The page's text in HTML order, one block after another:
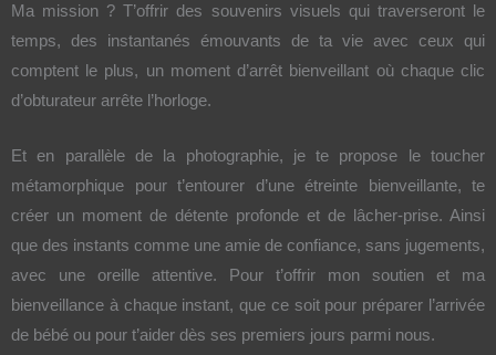
Ma mission ? T’offrir des souvenirs visuels qui traverseront le
temps, des instantanés émouvants de ta vie avec ceux qui
comptent le plus, un moment d’arrêt bienveillant où chaque clic
d’obturateur arrête l’horloge.
Et en parallèle de la photographie, je te propose le toucher
métamorphique pour t’entourer d’une étreinte bienveillante, te
créer un moment de détente profonde et de lâcher-prise. Ainsi
que des instants comme une amie de confiance, sans jugements,
avec une oreille attentive. Pour t’offrir mon soutien et ma
bienveillance à chaque instant, que ce soit pour préparer l’arrivée
de bébé ou pour t’aider dès ses premiers jours parmi nous.